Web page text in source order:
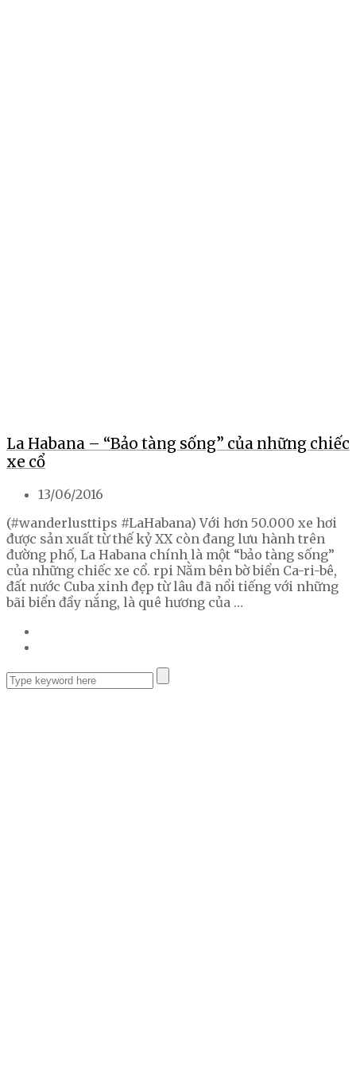
La Habana – “Bảo tàng sống” của những chiếc
xe cổ
13/06/2016
(#wanderlusttips #LaHabana) Với hơn 50.000 xe hơi
được sản xuất từ thế kỷ XX còn đang lưu hành trên
đường phố, La Habana chính là một “bảo tàng sống”
của những chiếc xe cổ. rpi Nằm bên bờ biển Ca-ri-bê,
đất nước Cuba xinh đẹp từ lâu đã nổi tiếng với những
bãi biển đầy nắng, là quê hương của …